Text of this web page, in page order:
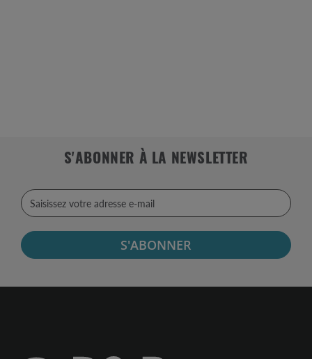
S'ABONNER À LA NEWSLETTER
S'ABONNER